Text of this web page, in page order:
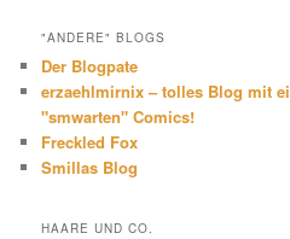
"ANDERE" BLOGS
Der Blogpate
erzaehlmirnix – tolles Blog mit
"smwarten" Comics!
Freckled Fox
Smillas Blog
HAARE UND CO.